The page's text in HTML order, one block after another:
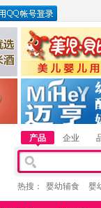
惠州市美儿婴儿用
湖南迈亨母婴用品有
产品 企业
热搜： 婴幼辅食 婴